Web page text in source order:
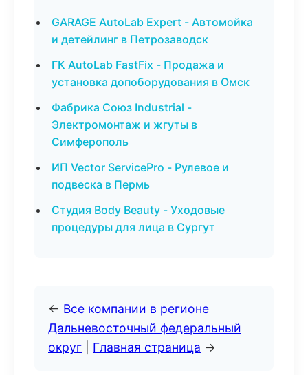
GARAGE AutoLab Expert - Автомойка
и детейлинг в Петрозаводск
ГК AutoLab FastFix - Продажа и
установка допоборудования в Омск
Фабрика Союз Industrial -
Электромонтаж и жгуты в
Симферополь
ИП Vector ServicePro - Рулевое и
подвеска в Пермь
Студия Body Beauty - Уходовые
процедуры для лица в Сургут
← Все компании в регионе
Дальневосточный федеральный
округ
Главная страница →